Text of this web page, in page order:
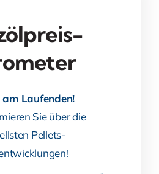
am Laufenden!
Sie über die
Pellets-